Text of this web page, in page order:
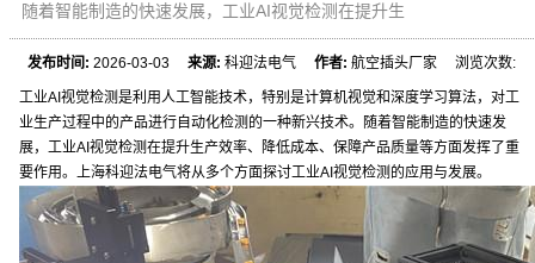
随着智能制造的快速发展，工业AI视觉检测在提升生
发布时间: 2026-03-03来源: 科迎法电气作者: 航空插头厂家 浏览次数:
工业AI视觉检测是利用人工智能技术，特别是计算机视觉和深度学习算法，对工
业生产过程中的产品进行自动化检测的一种新兴技术。随着智能制造的快速发
展，工业AI视觉检测在提升生产效率、降低成本、保障产品质量等方面发挥了重
要作用。上海科迎法电气将从多个方面探讨工业AI视觉检测的应用与发展。